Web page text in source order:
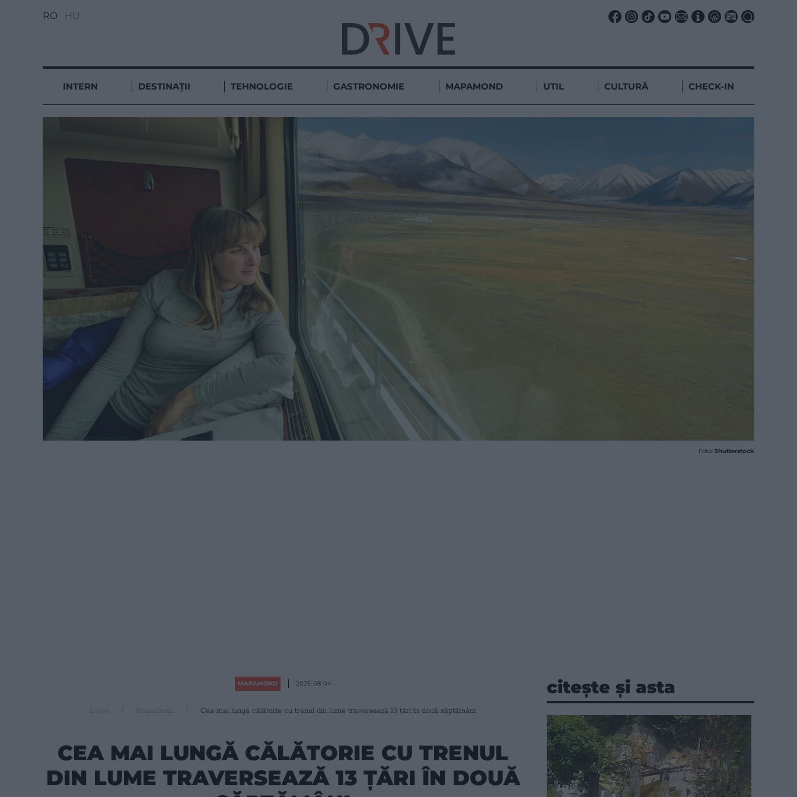
RO HU
INTERN DESTINAȚII TEHNOLOGIE GASTRONOMIE MAPAMOND UTIL CULTURĂ CHECK-IN
Foto: Shutterstock
MAPAMOND 2025-08-04
Drive Mapamond Cea mai lungă călătorie cu trenul din lume traversează 13 țări în două săptămâni
CEA MAI LUNGĂ CĂLĂTORIE CU TRENUL
DIN LUME TRAVERSEAZĂ 13 ȚĂRI ÎN DOUĂ
citește și asta